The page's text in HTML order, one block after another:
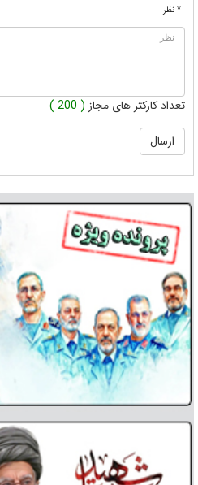
* نظر
تعداد کارکتر های مجاز ( 200 )